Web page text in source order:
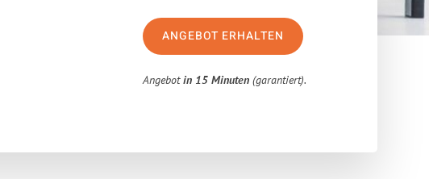
ANGEBOT ERHALTEN
Angebotin 15 Minuten (garantiert).